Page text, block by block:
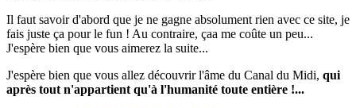
Il faut savoir d'abord que je ne gagne absolument rien avec ce site, je
fais juste ça pour le fun ! Au contraire, çaa me coûte un peu...
J'espère bien que vous aimerez la suite...
J'espère bien que vous allez découvrir l'âme du Canal du Midi, qui
après tout n'appartient qu'à l'humanité toute entière !...